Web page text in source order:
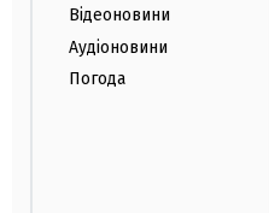
Відеоновини
Аудіоновини
Погода